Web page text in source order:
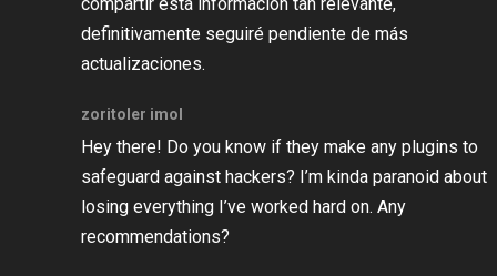
definitivamente seguiré pendiente de más
actualizaciones.
zoritoler imol
Hey there! Do you know if they make any plugins to
safeguard against hackers? I’m kinda paranoid about
losing everything I’ve worked hard on. Any
recommendations?